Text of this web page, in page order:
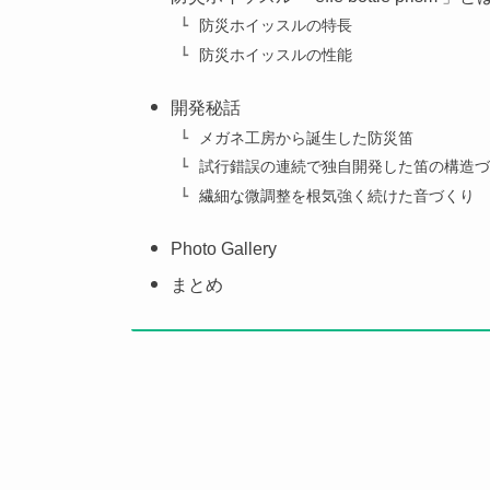
防災ホイッスルの特長
防災ホイッスルの性能
開発秘話
メガネ工房から誕生した防災笛
試行錯誤の連続で独自開発した笛の構造
繊細な微調整を根気強く続けた音づくり
Photo Gallery
まとめ